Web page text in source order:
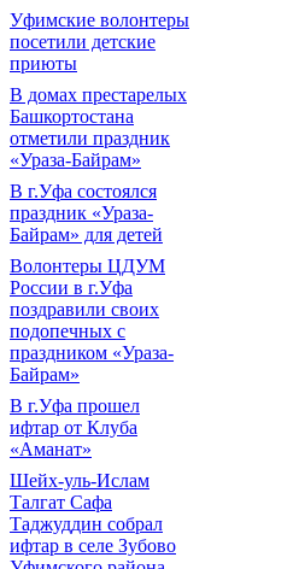
Уфимские волонтеры
посетили детские
приюты
В домах престарелых
Башкортостана
отметили праздник
«Ураза-Байрам»
В г.Уфа состоялся
праздник «Ураза-
Байрам» для детей
Волонтеры ЦДУМ
России в г.Уфа
поздравили своих
подопечных с
праздником «Ураза-
Байрам»
В г.Уфа прошел
ифтар от Клуба
«Аманат»
Шейх-уль-Ислам
Талгат Сафа
Таджуддин собрал
ифтар в селе Зубово